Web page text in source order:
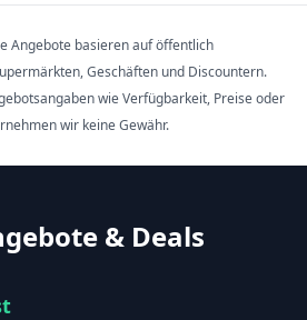
Angebote basieren auf öffentlich
Geschäften und Discountern.
wie Verfügbarkeit, Preise oder
wir keine Gewähr.
& Deals